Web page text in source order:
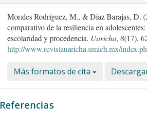
Morales Rodríguez, M., & Díaz Barajas, D.
comparativo de la resiliencia en
escolaridad y procedencia. Uaricha,8(17),
http://www.revistauaricha.umich.mx/
Más formatos de cita
Referencias